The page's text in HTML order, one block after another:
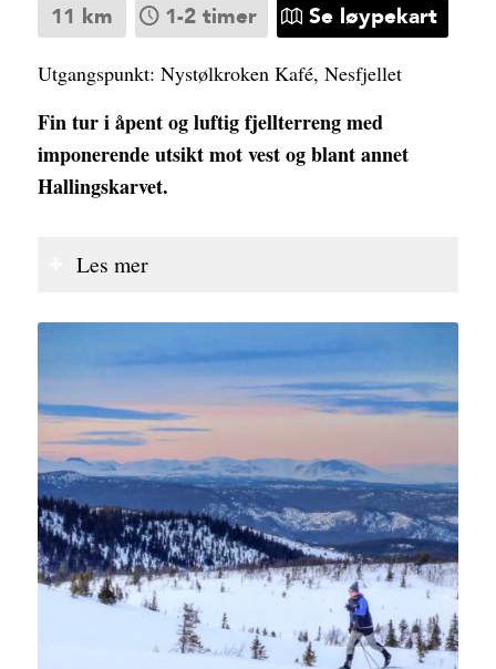
11 km 1-2 timer Se løypekart
Utgangspunkt: Nystølkroken Kafé, Nesfjellet
Fin tur i åpent og luftig fjellterreng med
imponerende utsikt mot vest og blant annet
Hallingskarvet.
Les mer